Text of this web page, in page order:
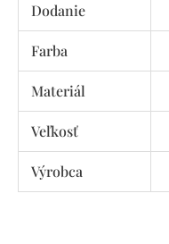
Dodanie
Farba
Materiál
Veľkosť
Výrobca